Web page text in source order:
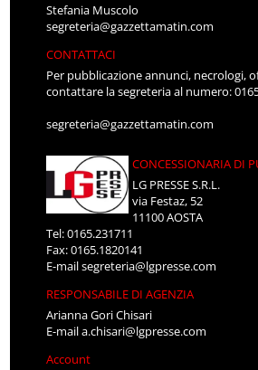
Stefania Muscolo
segreteria@gazzettamatin.com
CONTATTACI
Per pubblicazione annunci, necrologi,
contattare la segreteria al numero:
segreteria@gazzettamatin.com
CONCESSIONARIA DI
LG PRESSE S.R.L.
via Festaz, 52
11100 AOSTA
Tel: 0165.231711
Fax: 0165.1820141
E-mailsegreteria@lgpresse.com
RESPONSABILE DI AGENZIA
Arianna Gori Chisari
E-maila.chisari@lgpresse.com
Account